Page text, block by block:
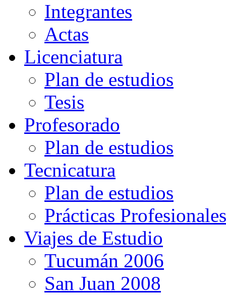
Integrantes
Actas
Licenciatura
Plan de estudios
Tesis
Profesorado
Plan de estudios
Tecnicatura
Plan de estudios
Prácticas Profesionales
Viajes de Estudio
Tucumán 2006
San Juan 2008